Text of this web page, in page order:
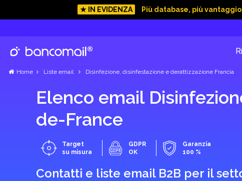
★ IN EVIDENZA Più database, più
Home Liste email Disinfezione, disinfestazione e derattizzazione Francia
Elenco email
de-France
Target
su misura
GDPR
OK
Garanzia
100 %
Contatti e liste email B2B per il